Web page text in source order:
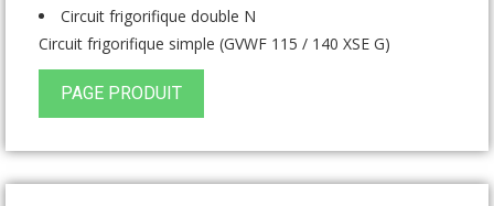
Circuit frigorifique double N
Circuit frigorifique simple (GVWF 115 / 140 XSE G)
PAGE PRODUIT